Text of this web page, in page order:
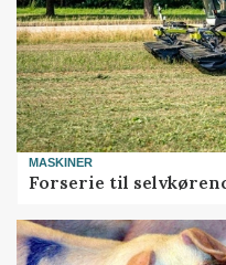
MASKINER
Forserie til